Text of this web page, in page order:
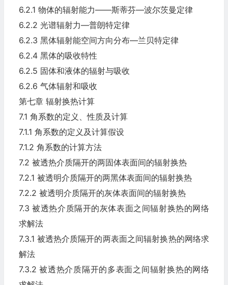
6.2.1 物体的辐射能力——斯蒂芬—波尔茨曼定律
6.2.2 光谱辐射力—普朗特定律
6.2.3 黑体辐射能空间方向分布—兰贝特定律
6.2.4 黑体的吸收特性
6.2.5 固体和液体的辐射与吸收
6.2.6 气体辐射和吸收
第七章 辐射换热计算
7.1 角系数的定义、性质及计算
7.1.1 角系数的定义及计算假设
7.1.2 角系数的计算方法
7.2 被透热介质隔开的两固体表面间的辐射换热
7.2.1 被透明介质隔开的两黑体表面间的辐射换热
7.2.2 被透明介质隔开的灰体表面间的辐射换热
7.3 被透热介质隔开的灰体表面之间辐射换热的网络
求解法
7.3.1 被透热介质隔开的两表面之间辐射换热的网络求
解法
7.3.2 被透热介质隔开的多表面之间辐射换热的网络